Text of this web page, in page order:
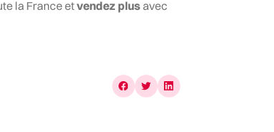
la France etvendez plusavec